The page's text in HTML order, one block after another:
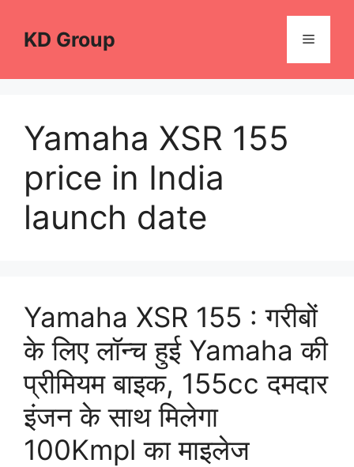
contentKD Group Menu
Yamaha XSR 155
price in India
launch date
Yamaha XSR 155 : गरीबों
के लिए लॉन्च हुई Yamaha की
प्रीमियम बाइक, 155cc दमदार
इंजन के साथ मिलेगा
100Kmpl का माइलेज